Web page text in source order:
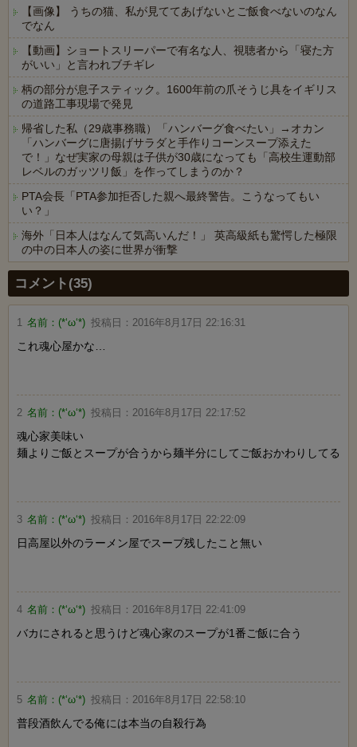
【画像】 うちの猫、私が見ててあげないとご飯食べないのなん
でなん
【動画】ショートスリーパーで有名な人、視聴者から「寝た方
がいい」と言われブチギレ
柄の部分が息子スティック。1600年前の爪そうじ具をイギリス
の道路工事現場で発見
帰省した私（29歳事務職）「ハンバーグ食べたい」→オカン
「ハンバーグに唐揚げサラダと手作りコーンスープ添えた
で！」なぜ実家の母親は子供が30歳になっても「高校生運動部
レベルのガッツリ飯」を作ってしまうのか？
PTA会長「PTA参加拒否した親へ最終警告。こうなってもい
い？」
海外「日本人はなんて気高いんだ！」 英高級紙も驚愕した極限
の中の日本人の姿に世界が衝撃
Powered by livedoor 相互RSS
コメント(35)
1 名前： (*‘ω‘*) 投稿日： 2016年8月17日 22:16:31
これ魂心屋かな…
2 名前： (*‘ω‘*) 投稿日： 2016年8月17日 22:17:52
魂心家美味い
麺よりご飯とスープが合うから麺半分にしてご飯おかわりしてる
3 名前： (*‘ω‘*) 投稿日： 2016年8月17日 22:22:09
日高屋以外のラーメン屋でスープ残したこと無い
4 名前： (*‘ω‘*) 投稿日： 2016年8月17日 22:41:09
バカにされると思うけど魂心家のスープが1番ご飯に合う
5 名前： (*‘ω‘*) 投稿日： 2016年8月17日 22:58:10
普段酒飲んでる俺には本当の自殺行為